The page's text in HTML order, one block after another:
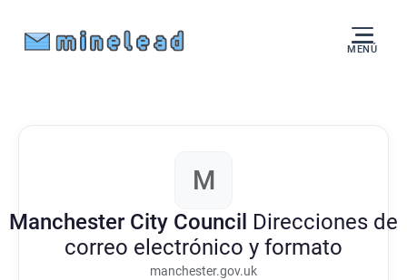
MENÚ
M
Manchester City Council Direcciones de
correo electrónico y formato
manchester.gov.uk